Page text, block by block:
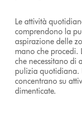
Le attività
comprendono la
aspirazione delle
mano che procedi.
che necessitano di
pulizia quotidiana.
concentrano su
dimenticate.